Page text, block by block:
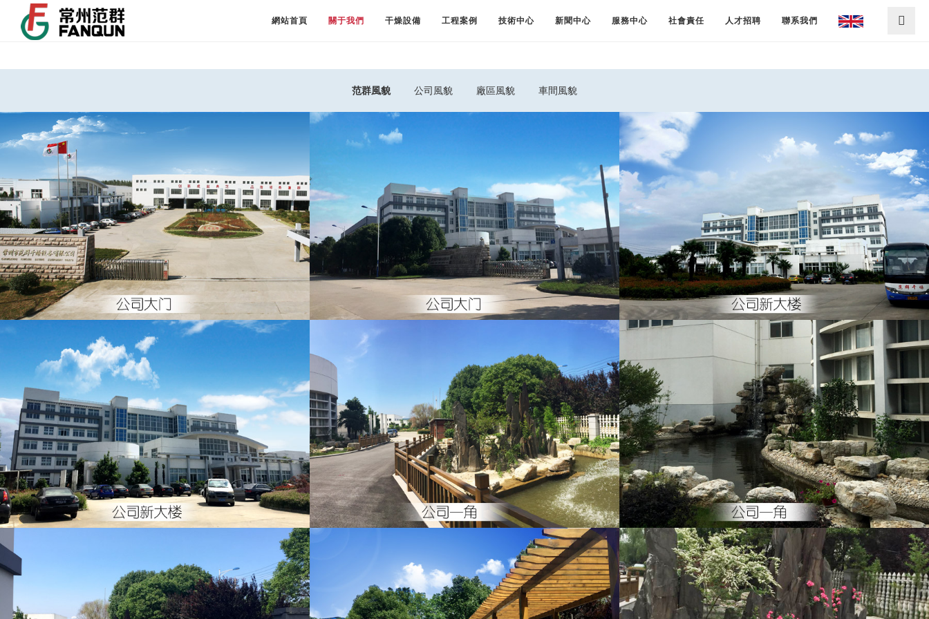
網站首頁 關于我們 干燥設備 工程案例 技術中心 新聞中心 服務中心 社會責任 人才招聘 聯系我們
范群風貌 公司風貌 廠區風貌 車間風貌
公司大門 公司大門 公司新大樓
公司新大樓 公司一角 公司一角
公司一角 公司一角 公司一角